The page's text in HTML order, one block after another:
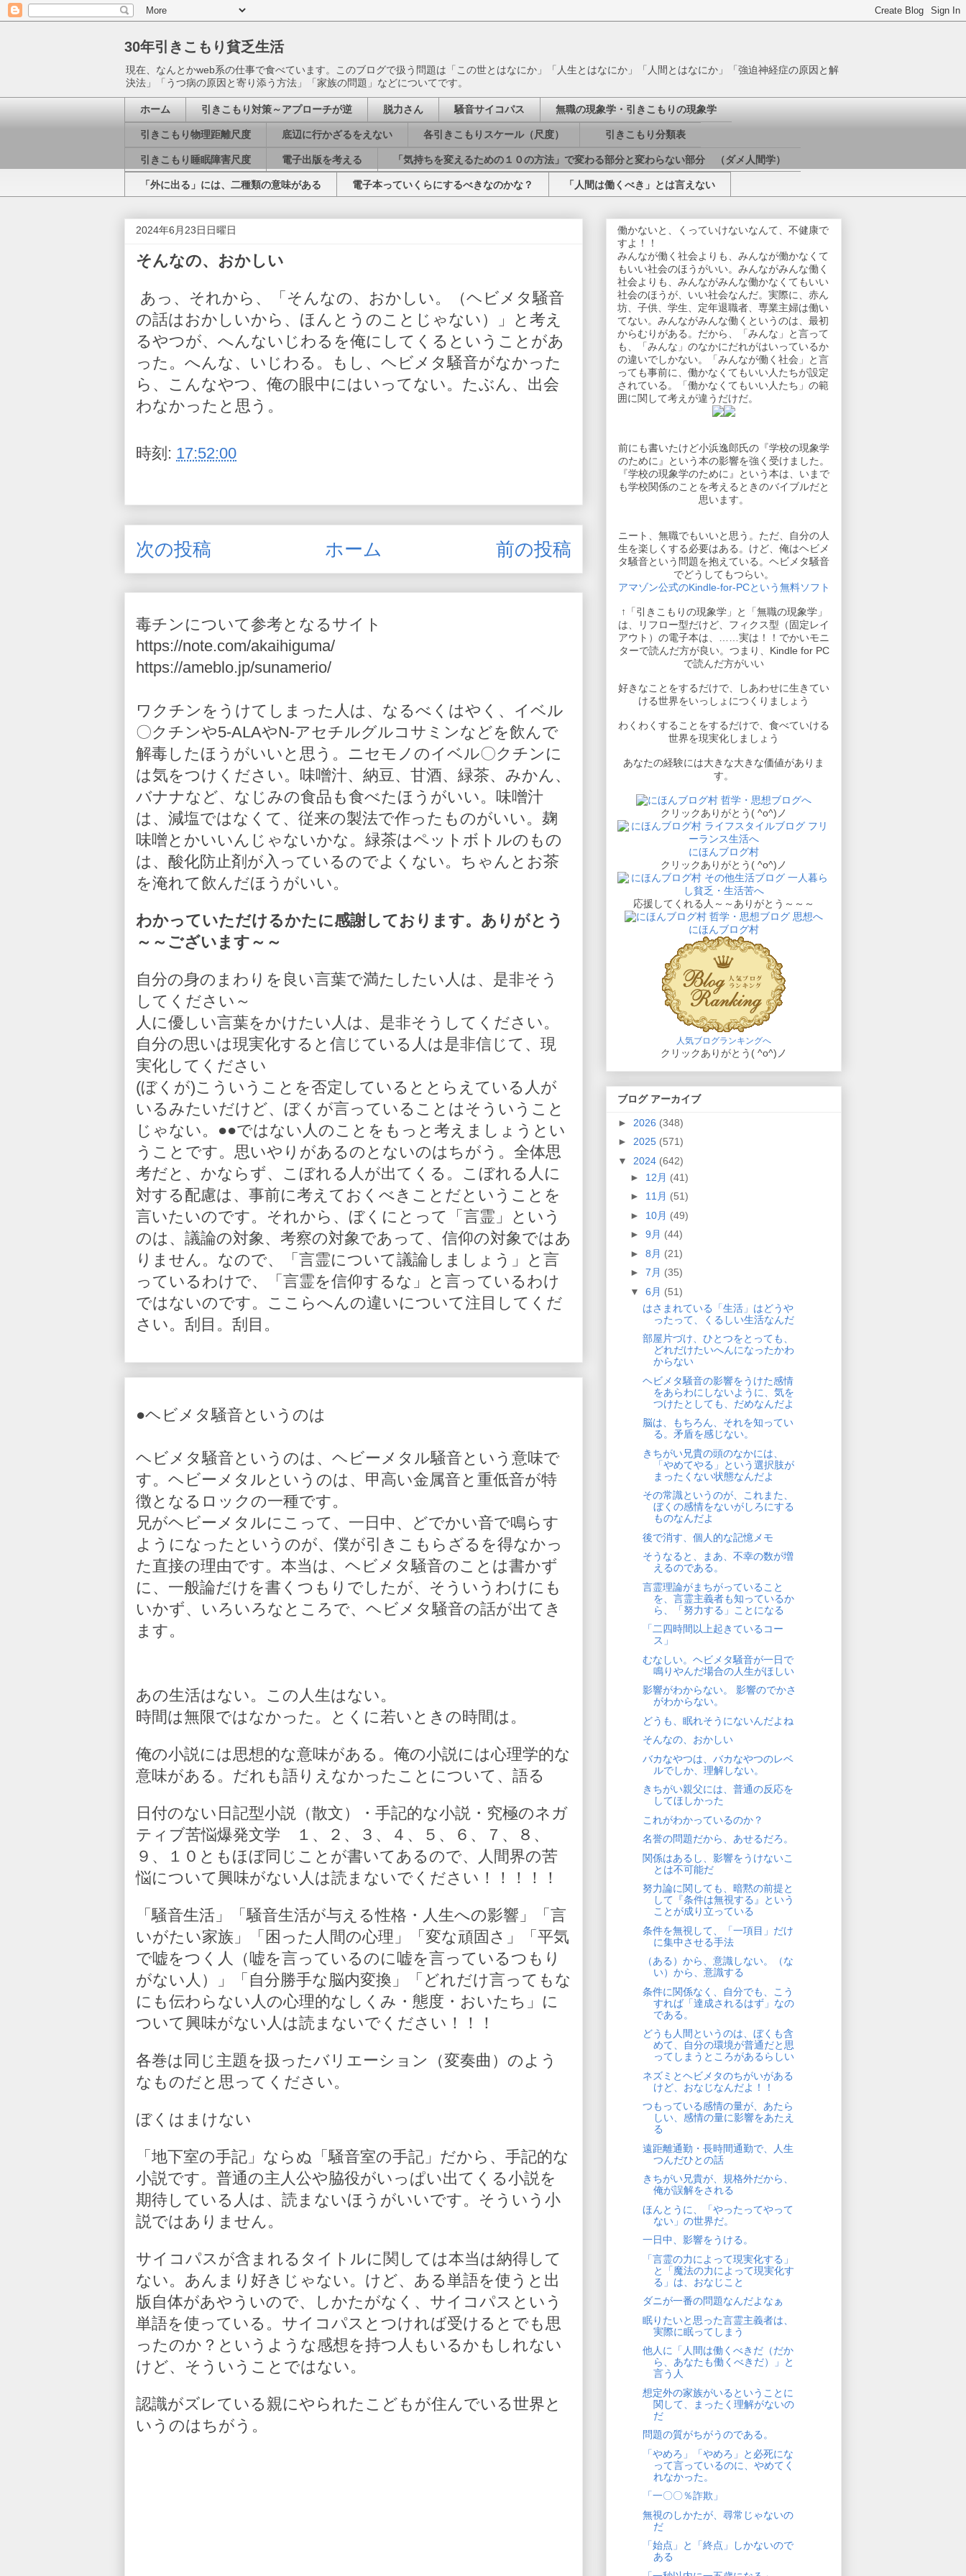
30年引きこもり貧乏生活
現在、なんとかweb系の仕事で食べています。このブログで扱う問題は「この世とはなにか」「人生とはなにか」「人間とはなにか」「強迫神経症の原因と解
決法」「うつ病の原因と寄り添う方法」「家族の問題」などについてです。
ホーム 引きこもり対策～アプローチが逆 脱力さん 騒音サイコパス 無職の現象学・引きこもりの現象学
引きこもり物理距離尺度 底辺に行かざるをえない 各引きこもりスケール（尺度） 引きこもり分類表
引きこもり睡眠障害尺度 電子出版を考える 「気持ちを変えるための１０の方法」で変わる部分と変わらない部分 （ダメ人間学）
「外に出る」には、二種類の意味がある 電子本っていくらにするべきなのかな？ 「人間は働くべき」とは言えない
2024年6月23日日曜日
そんなの、おかしい
あっ、それから、「そんなの、おかしい。（ヘビメタ騒音
の話はおかしいから、ほんとうのことじゃない）」と考え
るやつが、へんないじわるを俺にしてくるということがあ
った。へんな、いじわる。もし、ヘビメタ騒音がなかった
ら、こんなやつ、俺の眼中にはいってない。たぶん、出会
わなかったと思う。
時刻: 17:52:00
次の投稿 前の投稿
ホーム
毒チンについて参考となるサイト
https://note.com/akaihiguma/
https://ameblo.jp/sunamerio/
ワクチンをうけてしまった人は、なるべくはやく、イベル
〇クチンや5-ALAやN-アセチルグルコサミンなどを飲んで
解毒したほうがいいと思う。ニセモノのイベル〇クチンに
は気をつけください。味噌汁、納豆、甘酒、緑茶、みかん、
バナナなど、なじみの食品も食べたほうがいい。味噌汁
は、減塩ではなくて、従来の製法で作ったものがいい。麹
味噌とかいいんじゃないかな。緑茶はペットボトルのもの
は、酸化防止剤が入っているのでよくない。ちゃんとお茶
を淹れて飲んだほうがいい。
わかっていただけるかたに感謝しております。ありがとう
～～ございます～～
自分の身のまわりを良い言葉で満たしたい人は、是非そう
してください～
人に優しい言葉をかけたい人は、是非そうしてください。
自分の思いは現実化すると信じている人は是非信じて、現
実化してください
(ぼくが)こういうことを否定しているととらえている人が
いるみたいだけど、ぼくが言っていることはそういうこと
じゃない。●●ではない人のことをもっと考えましょうとい
うことです。思いやりがあるのとないのはちがう。全体思
考だと、かならず、こぼれる人が出てくる。こぼれる人に
対する配慮は、事前に考えておくべきことだということを
言いたいのです。それから、ぼくにとって「言霊」という
のは、議論の対象、考察の対象であって、信仰の対象ではあ
りません。なので、「言霊について議論しましょう」と言
っているわけで、「言霊を信仰するな」と言っているわけ
ではないのです。ここらへんの違いについて注目してくだ
さい。刮目。刮目。
●ヘビメタ騒音というのは
ヘビメタ騒音というのは、ヘビーメタル騒音という意味で
す。ヘビーメタルというのは、甲高い金属音と重低音が特
徴となるロックの一種です。
兄がヘビーメタルにこって、一日中、どでかい音で鳴らす
ようになったというのが、僕が引きこもらざるを得なかっ
た直接の理由です。本当は、ヘビメタ騒音のことは書かず
に、一般論だけを書くつもりでしたが、そういうわけにも
いかず、いろいろなところで、ヘビメタ騒音の話が出てき
ます。
あの生活はない。この人生はない。
時間は無限ではなかった。とくに若いときの時間は。
俺の小説には思想的な意味がある。俺の小説には心理学的な
意味がある。だれも語りえなかったことについて、語る
日付のない日記型小説（散文）・手記的な小説・究極のネガ
ティブ苦悩爆発文学 １、２、３、４、５、６、７、８、
９、１０ともほぼ同じことが書いてあるので、人間界の苦
悩について興味がない人は読まないでください！！！！！
「騒音生活」「騒音生活が与える性格・人生への影響」「言
いがたい家族」「困った人間の心理」「変な頑固さ」「平気
で嘘をつく人（嘘を言っているのに嘘を言っているつもり
がない人）」「自分勝手な脳内変換」「どれだけ言ってもな
にも伝わらない人の心理的なしくみ・態度・おいたち」に
ついて興味がない人は読まないでください！！！
各巻は同じ主題を扱ったバリエーション（変奏曲）のよう
なものだと思ってください。
ぼくはまけない
「地下室の手記」ならぬ「騒音室の手記」だから、手記的な
小説です。普通の主人公や脇役がいっぱい出てくる小説を
期待している人は、読まないほうがいいです。そういう小
説ではありません。
サイコパスが含まれるタイトルに関しては本当は納得して
ない。あんまり好きじゃない。けど、ある単語を使うと出
版自体があやういので、しかたがなく、サイコパスという
単語を使っている。サイコパスとつければ受けるとでも思
ったのか？というような感想を持つ人もいるかもしれない
けど、そういうことではない。
認識がズレている親にやられたこどもが住んでいる世界と
いうのはちがう。
働かないと、くっていけないなんて、不健康で
すよ！！
みんなが働く社会よりも、みんなが働かなくて
もいい社会のほうがいい。みんながみんな働く
社会よりも、みんながみんな働かなくてもいい
社会のほうが、いい社会なんだ。実際に、赤ん
坊、子供、学生、定年退職者、専業主婦は働い
てない。みんながみんな働くというのは、最初
からむりがある。だから、「みんな」と言って
も、「みんな」のなかにだれがはいっているか
の違いでしかない。「みんなが働く社会」と言
っても事前に、働かなくてもいい人たちが設定
されている。「働かなくてもいい人たち」の範
囲に関して考えが違うだけだ。
前にも書いたけど小浜逸郎氏の『学校の現象学
のために』という本の影響を強く受けました。
『学校の現象学のために』という本は、いまで
も学校関係のことを考えるときのバイブルだと
思います。
ニート、無職でもいいと思う。ただ、自分の人
生を楽しくする必要はある。けど、俺はヘビメ
タ騒音という問題を抱えている。ヘビメタ騒音
でどうしてもつらい。
アマゾン公式のKindle-for-PCという無料ソフト
↑「引きこもりの現象学」と「無職の現象学」
は、リフロー型だけど、フィクス型（固定レイ
アウト）の電子本は、……実は！！でかいモニ
ターで読んだ方が良い。つまり、Kindle for PC
で読んだ方がいい
好きなことをするだけで、しあわせに生きてい
ける世界をいっしょにつくりましょう
わくわくすることをするだけで、食べていける
世界を現実化しましょう
あなたの経験には大きな大きな価値がありま
す。
クリックありがとう( ^o^)ノ
にほんブログ村
クリックありがとう( ^o^)ノ
応援してくれる人～～ありがとう～～～
にほんブログ村
人気ブログランキングへ
クリックありがとう( ^o^)ノ
ブログ アーカイブ
► 2026 (348)
► 2025 (571)
▼ 2024 (642)
► 12月 (41)
► 11月 (51)
► 10月 (49)
► 9月 (44)
► 8月 (21)
► 7月 (35)
▼ 6月 (51)
はさまれている「生活」はどうや
ったって、くるしい生活なんだ
部屋片づけ、ひとつをとっても、
どれだけたいへんになったかわ
からない
ヘビメタ騒音の影響をうけた感情
をあらわにしないように、気を
つけたとしても、だめなんだよ
脳は、もちろん、それを知ってい
る。矛盾を感じない。
きちがい兄貴の頭のなかには、
「やめてやる」という選択肢が
まったくない状態なんだよ
その常識というのが、これまた、
ぼくの感情をないがしろにする
ものなんだよ
後で消す、個人的な記憶メモ
そうなると、まあ、不幸の数が増
えるのである。
言霊理論がまちがっていること
を、言霊主義者も知っているか
ら、「努力する」ことになる
「二四時間以上起きているコー
ス」
むなしい。ヘビメタ騒音が一日で
鳴りやんだ場合の人生がほしい
影響がわからない。 影響のでかさ
がわからない。
どうも、眠れそうにないんだよね
そんなの、おかしい
バカなやつは、バカなやつのレベ
ルでしか、理解しない。
きちがい親父には、普通の反応を
してほしかった
これがわかっているのか？
名誉の問題だから、あせるだろ。
関係はあるし、影響をうけないこ
とは不可能だ
努力論に関しても、暗黙の前提と
して『条件は無視する』という
ことが成り立っている
条件を無視して、「一項目」だけ
に集中させる手法
（ある）から、意識しない。（な
い）から、意識する
条件に関係なく、自分でも、こう
すれば「達成されるはず」なの
である。
どうも人間というのは、ぼくも含
めて、自分の環境が普通だと思
ってしまうところがあるらしい
ネズミとヘビメタのちがいがある
けど、おなじなんだよ！！
つもっている感情の量が、あたら
しい、感情の量に影響をあたえ
る
遠距離通勤・長時間通勤で、人生
つんだひとの話
きちがい兄貴が、規格外だから、
俺が誤解をされる
ほんとうに、「やったってやって
ない」の世界だ。
一日中、影響をうける。
「言霊の力によって現実化する」
と「魔法の力によって現実化す
る」は、おなじこと
ダニが一番の問題なんだよなぁ
眠りたいと思った言霊主義者は、
実際に眠ってしまう
他人に「人間は働くべきだ（だか
ら、あなたも働くべきだ）」と
言う人
想定外の家族がいるということに
関して、まったく理解がないの
だ
問題の質がちがうのである。
「やめろ」「やめろ」と必死にな
って言っているのに、やめてく
れなかった。
「一〇〇％詐欺」
無視のしかたが、尋常じゃないの
だ
「始点」と「終点」しかないので
ある